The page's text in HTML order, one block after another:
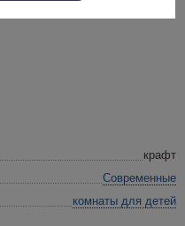
крафт
Современные
комнаты для детей